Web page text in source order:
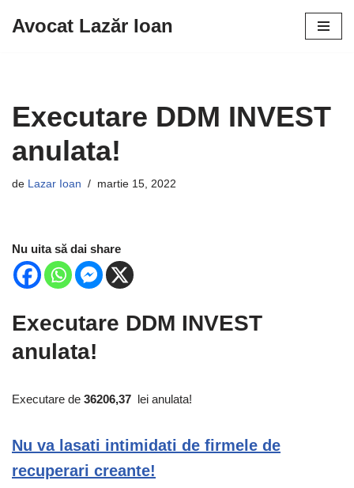
Avocat Lazăr Ioan
Executare DDM INVEST
anulata!
de Lazar Ioan martie 15, 2022
Nu uita să dai share
Executare DDM INVEST
anulata!
Executare de 36206,37 lei anulata!
Nu va lasati intimidati de firmele de
recuperari creante!